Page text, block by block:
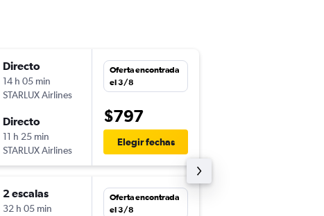
Directo
14 h 05 min
STARLUX Airlines
Directo
11 h 25 min
STARLUX Airlines
Oferta encontrada
el 3/8
$797
Elegir fechas
2 escalas
32 h 05 min
Oferta encontrada
el 3/8